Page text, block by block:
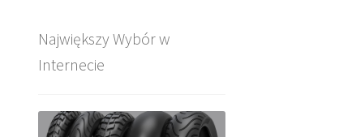
Największy Wybór w
Internecie